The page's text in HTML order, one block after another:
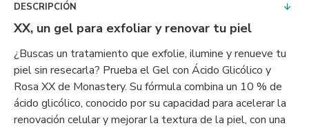
DESCRIPCIÓN
XX, un gel para exfoliar y renovar tu piel
¿Buscas un tratamiento que exfolie, ilumine y renueve tu
piel sin resecarla? Prueba el Gel con Ácido Glicólico y
Rosa XX de Monastery. Su fórmula combina un 10 % de
ácido glicólico, conocido por su capacidad para acelerar la
renovación celular y mejorar la textura de la piel, con una